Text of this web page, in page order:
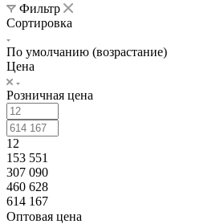
Фильтр
Сортировка
По умолчанию (возрастание)
Цена
Розничная цена
12
153 551
307 090
460 628
614 167
Оптовая цена